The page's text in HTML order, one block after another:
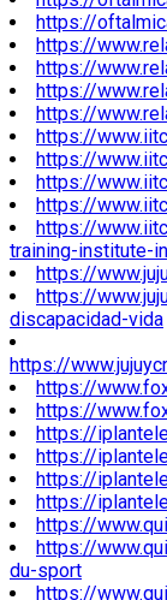
https://
https://
https://
https://
https://
https://
https://
https://
https://
https://
training-institute-
https://
https://
discapacidad-vida
https://
https://
https://
https://
https://
https://
https://
https://
https://
du-sport
https://